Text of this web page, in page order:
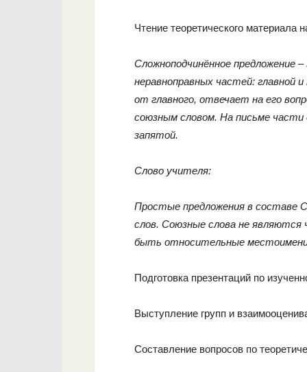
Чтение теоретического материала
Сложноподчинённое предложение
неравноправных частей: главной
от главного, отвечает на его
союзным словом. На письме части
запятой.
Слово учителя:
Простые предложения в составе
слов. Союзные слова не являются
быть относительные
Подготовка презентаций по
Выступление групп и
Составление вопросов по